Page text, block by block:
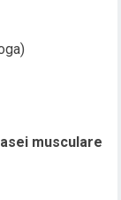
musculare